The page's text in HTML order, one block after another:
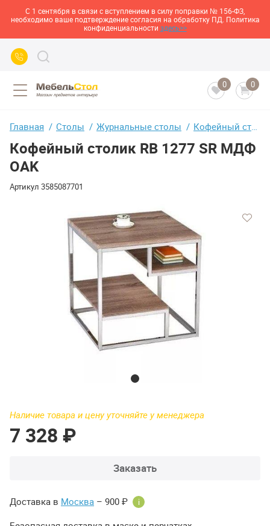
С 1 сентября в связи с вступлением в силу поправки № 156-ФЗ,
необходимо ваше подтверждение согласия на обработку ПД. Политика
конфиденциальности здесь>>
0 0
Главная Столы Журнальные столы Кофейный столик RB 1277 SR МДФ OAK
Кофейный столик RB 1277 SR МДФ
OAK
Артикул 3585087701
Наличие товара и цену уточняйте у менеджера
7 328 ₽
Заказать
Доставка в Москва – 900 ₽ i